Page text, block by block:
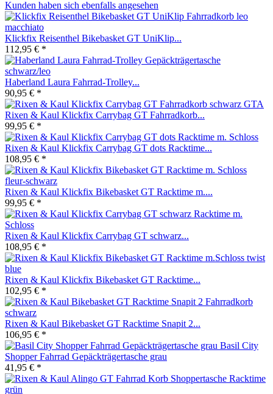
Kunden haben sich ebenfalls angesehen
Klickfix Reisenthel Bikebasket GT UniKlip...
112,95 € *
Haberland Laura Fahrrad-Trolley...
90,95 € *
Rixen & Kaul Klickfix Carrybag GT Fahrradkorb...
99,95 € *
Rixen & Kaul Klickfix Carrybag GT dots Racktime...
108,95 € *
Rixen & Kaul Klickfix Bikebasket GT Racktime m....
99,95 € *
Rixen & Kaul Klickfix Carrybag GT schwarz...
108,95 € *
Rixen & Kaul Klickfix Bikebasket GT Racktime...
102,95 € *
Rixen & Kaul Bikebasket GT Racktime Snapit 2...
106,95 € *
Basil City
Shopper Fahrrad Gepäckträgertasche grau
41,95 € *